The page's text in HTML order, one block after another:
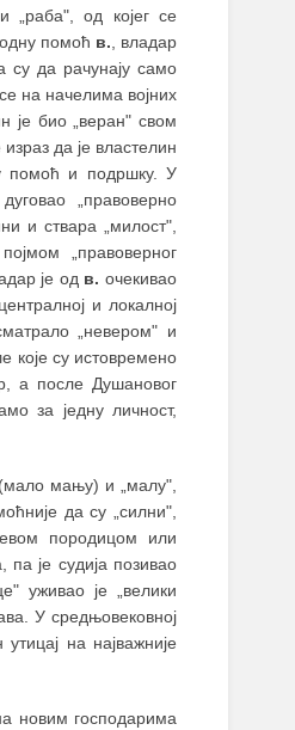
„раба", од којег се
помоћ в. , владар
су да рачунају само
на начелима војних
је био „веран" свом
да је властелин
помоћ и подршку. У
„правоверно
и ствара „милост",
„правоверног
је од в. очекивао
и локалној
„невером" и
које су истовремено
а после Душановог
за једну личност,
мању) и „малу",
да су „силни",
породицом или
па је судија позивао
уживао је „велики
У средњовековној
на најважније
новим господарима